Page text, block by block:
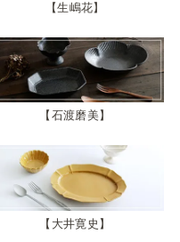
生嶋花
石渡磨美
大井寛史